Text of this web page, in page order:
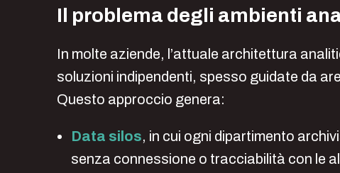
Il problema degli ambienti
In molte aziende, l’attuale architettura
soluzioni indipendenti, spesso guidate da
Questo approccio genera:
Data silos, in cui ogni dipartimento
senza connessione o tracciabilità con le